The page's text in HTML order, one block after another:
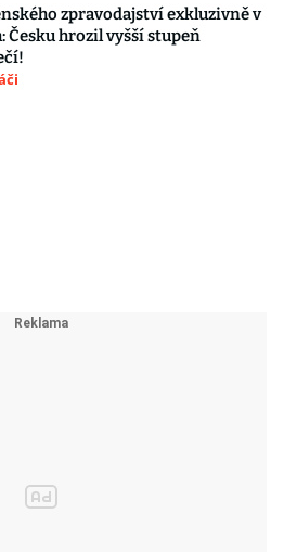
zpravodajství exkluzivně v
Česku hrozil vyšší stupeň